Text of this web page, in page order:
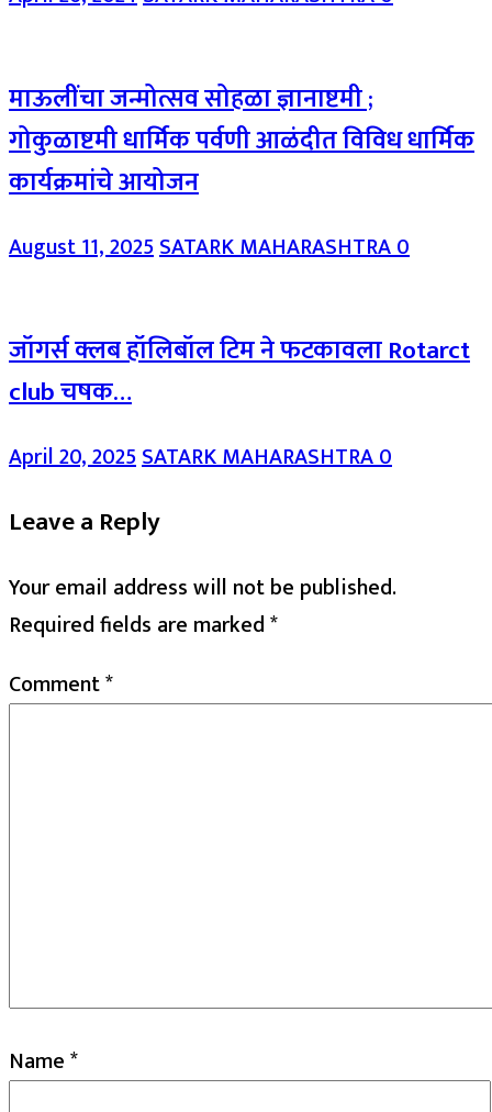
माऊलींचा जन्मोत्सव सोहळा ज्ञानाष्टमी ;
गोकुळाष्टमी धार्मिक पर्वणी आळंदीत विविध धार्मिक
कार्यक्रमांचे आयोजन
August 11, 2025SATARK MAHARASHTRA0
जॉगर्स क्लब हॉलिबॉल टिम ने फटकावला Rotarct
club चषक…
April 20, 2025SATARK MAHARASHTRA0
Leave a Reply
Your email address will not be published.
Required fields are marked*
Comment*
Name*